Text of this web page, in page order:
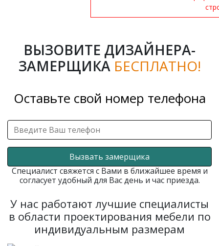
ВЫЗОВИТЕ ДИЗАЙНЕРА-
ЗАМЕРЩИКА БЕСПЛАТНО!
Оставьте свой номер телефона
Вызвать замерщика
Специалист свяжется с Вами в ближайшее время и
согласует удобный для Вас день и час приезда.
У нас работают лучшие специалисты
в области проектирования мебели по
индивидуальным размерам